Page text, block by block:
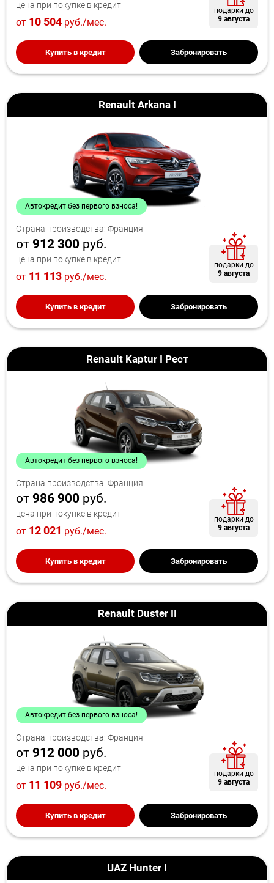
цена при покупке в кредит
от 10 504 руб./мес.
подарки до
9 августа
Купить в кредит Забронировать
Renault Arkana I
Автокредит без первого взноса!
Страна производства: Франция
от 912 300 руб.
цена при покупке в кредит
от 11 113 руб./мес.
подарки до
9 августа
Купить в кредит Забронировать
Renault Kaptur I Рест
Автокредит без первого взноса!
Страна производства: Франция
от 986 900 руб.
цена при покупке в кредит
от 12 021 руб./мес.
подарки до
9 августа
Купить в кредит Забронировать
Renault Duster II
Автокредит без первого взноса!
Страна производства: Франция
от 912 000 руб.
цена при покупке в кредит
от 11 109 руб./мес.
подарки до
9 августа
Купить в кредит Забронировать
UAZ Hunter I